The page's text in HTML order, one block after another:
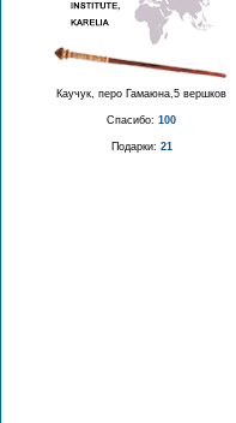
Каучук, перо Гамаюна,5 вершков
Спасибо: 100
Подарки: 21